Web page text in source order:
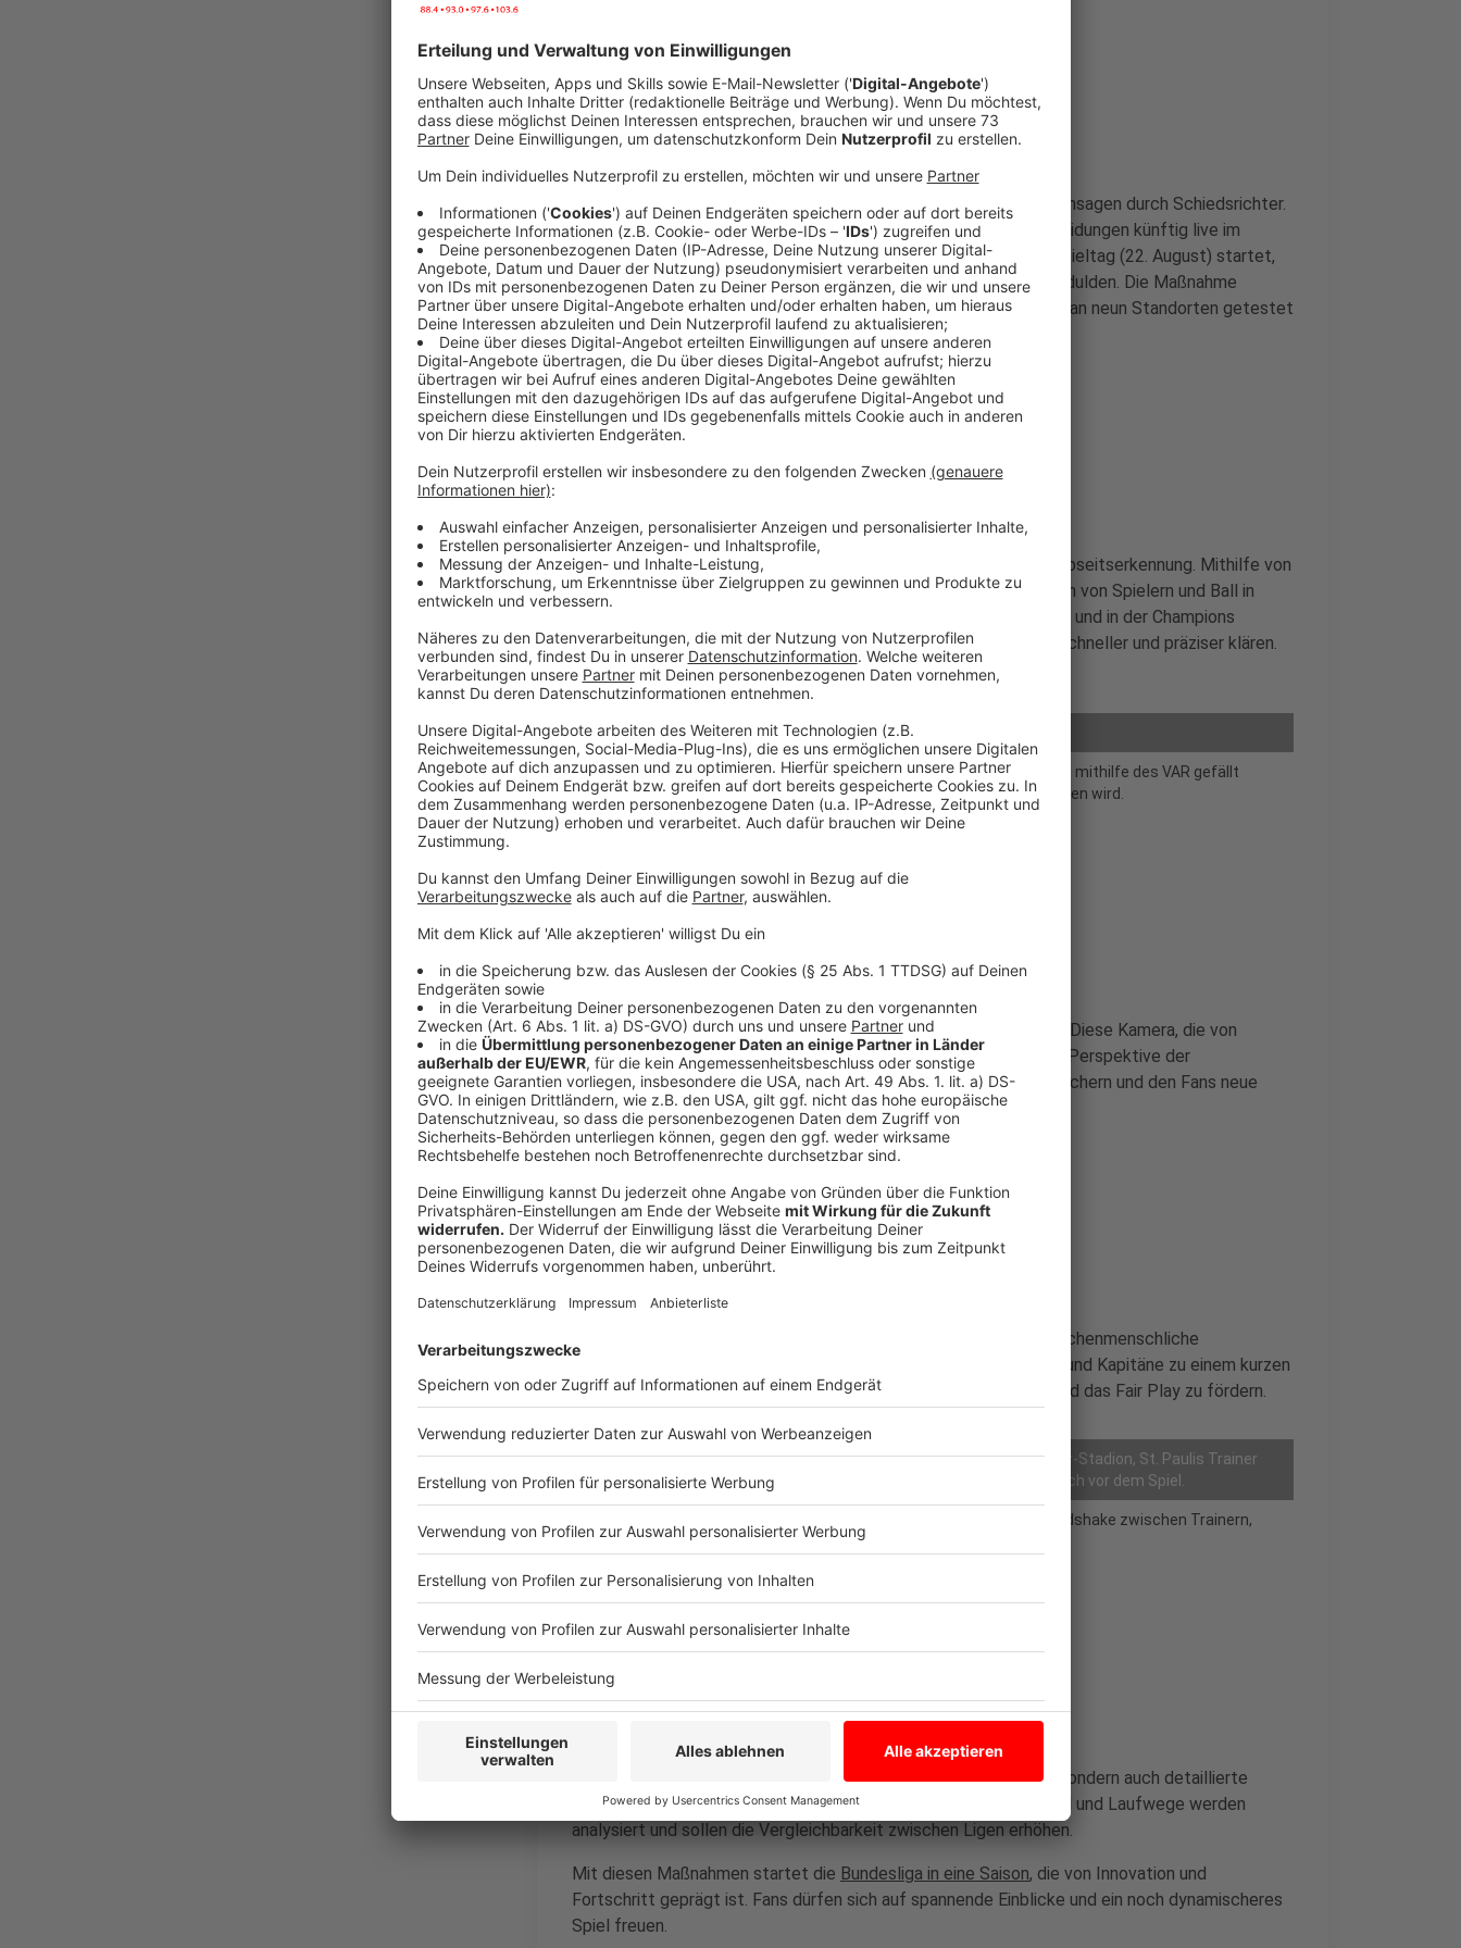
Stadiondurchsagen für mehr Transparenz
Anzeige
Eine der zentralen Neuerungen
ist die Einführung von Stadiondurchsagen durch Schiedsrichter.
Nach Eingriffen des Video-Assistenten (VAR) werden die Entscheidungen künftig live im
Stadion erklärt. Während die Bundesliga bereits ab dem ersten Spieltag (22. August) startet,
müssen sich Fans der 2. Liga bis zum 9. Spieltag (17. Oktober) gedulden. Die Maßnahme
basiert auf einem erfolgreichen Pilotprojekt, das in der Vorsaison an neun Standorten getestet
wurde.
Anzeige
Ein weiteres Highlight ist die Einführung der halbautomatischen Abseitserkennung. Mithilfe von
Spezialkameras und KI-gestütztem Tracking werden Bewegungen von Spielern und Ball in
Echtzeit analysiert. Die Technologie, die bereits bei der WM 2022 und in der Champions
League eingesetzt wurde, soll strittige Abseitsentscheidungen schneller und präziser klären.
Anzeige
© picture alliance/dpa | David Inderlied
Schiedsrichter sollen in der Bundesliga ab sofort Entscheidungen, die mithilfe des VAR gefällt
werden, im Stadion durchsagen, sodass mehr Transparenz geschaffen wird.
RefCam und neue Perspektiven
Für ausgewählte Spiele wird die sogenannte RefCam eingesetzt. Diese Kamera, die von
Schiedsrichtern getragen wird, liefert exklusive Einblicke aus der Perspektive der
Unparteiischen. Die Aufnahmen sollen die Berichterstattung bereichern und den Fans neue
Blickwinkel bieten.
Anzeige
Handshakes vor dem Spiel
Anzeige
auch auf zwischenmenschliche
Maßnahmen. Vor jedem Spiel treffen sich Schiedsrichter, Trainer und Kapitäne zu einem kurzen
Austausch in der Kabine. Ziel ist es, den respektvollen Umgang und das Fair Play zu fördern.
Anzeige
©Fußball: Bundesliga, FC St. Pauli - VfL Bochum, 34. Spieltag, Millerntor-Stadion, St. Paulis Trainer
Alexander Blessin und Bochums Trainer Dieter Hecking (r) begrüßen sich vor dem Spiel.
Mehr Fair Play - das will die Bundesliga unter anderem mit einem Handshake zwischen Trainern,
Spielern und Schiedsrichtern schaffen.
Anzeige
Datenrevolution durch KI
Anzeige
Das neue Tracking-System erfasst nicht nur Abseitspositionen, sondern auch detaillierte
Bewegungsdaten der Spieler. Geschwindigkeit, Richtungswechsel und Laufwege werden
analysiert und sollen die Vergleichbarkeit zwischen Ligen erhöhen.
Mit diesen Maßnahmen startet die Bundesliga in eine Saison, die von Innovation und
Fortschritt geprägt ist. Fans dürfen sich auf spannende Einblicke und ein noch dynamischeres
Spiel freuen.